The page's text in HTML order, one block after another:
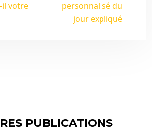
il votre
personnalisé du
jour expliqué
PUBLICATIONS